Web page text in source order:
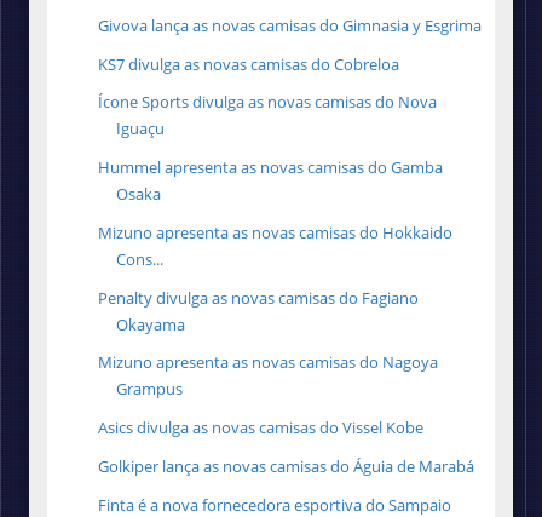
Givova lança as novas camisas do Gimnasia y Esgrima
KS7 divulga as novas camisas do Cobreloa
Ícone Sports divulga as novas camisas do Nova
Iguaçu
Hummel apresenta as novas camisas do Gamba
Osaka
Mizuno apresenta as novas camisas do Hokkaido
Cons...
Penalty divulga as novas camisas do Fagiano
Okayama
Mizuno apresenta as novas camisas do Nagoya
Grampus
Asics divulga as novas camisas do Vissel Kobe
Golkiper lança as novas camisas do Águia de Marabá
Finta é a nova fornecedora esportiva do Sampaio